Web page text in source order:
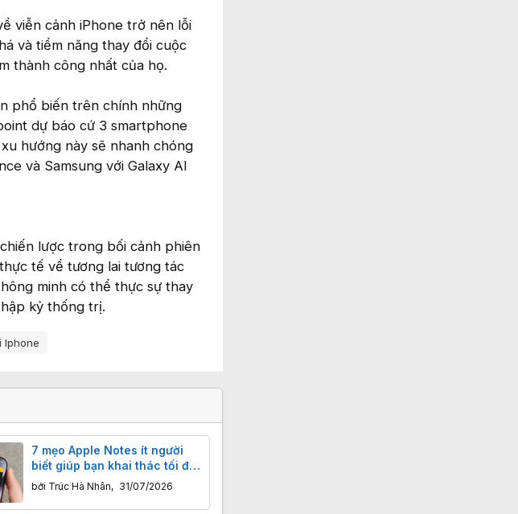
viễn cảnh iPhone trở nên lỗi
và tiềm năng thay đổi cuộc
thành công nhất của họ.
phổ biến trên chính những
dự báo cứ 3 smartphone
hướng này sẽ nhanh chóng
và Samsung với Galaxy AI
lược trong bối cảnh phiên
tế về tương lai tương tác
minh có thể thực sự thay
kỷ thống trị.
Iphone
7 mẹo Apple Notes ít người
biết giúp bạn khai thác tối đa
ứng dụng ghi chú
bởi Trúc Hà Nhân, 31/07/2026